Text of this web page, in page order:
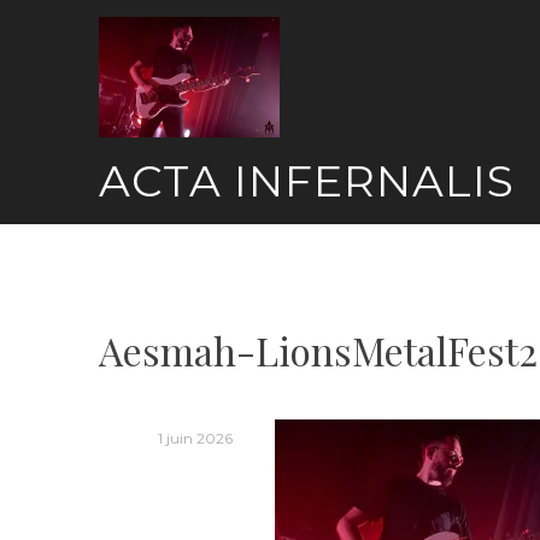
ACTA INFERNALIS
Aesmah-
1 juin 2026